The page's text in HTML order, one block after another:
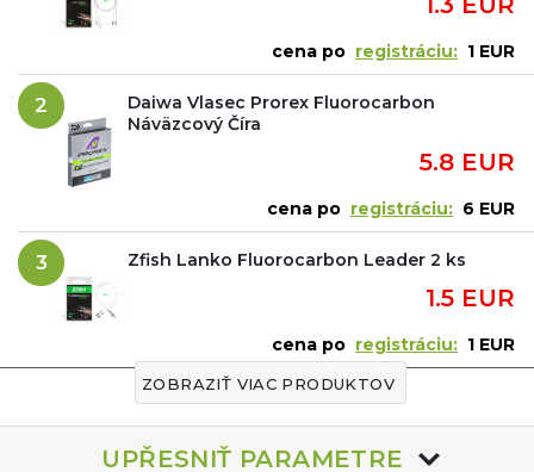
cena po registráciu: 1 EUR
2
Daiwa Vlasec Prorex Fluorocarbon
Náväzcový Číra
5.8 EUR
cena po registráciu: 6 EUR
3 Zfish Lanko Fluorocarbon Leader 2 ks
1.5 EUR
cena po registráciu: 1 EUR
ZOBRAZIŤ VIAC PRODUKTOV
UPŘESNIŤ PARAMETRE